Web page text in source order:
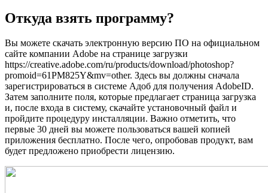
Откуда взять программу?
Вы можете скачать электронную версию ПО на официальном
сайте компании Adobe на странице загрузки
https://creative.adobe.com/ru/products/download/photoshop?
promoid=61PM825Y&mv=other. Здесь вы должны сначала
зарегистрироваться в системе Адоб для получения AdobeID.
Затем заполните поля, которые предлагает страница загрузка
и, после входа в систему, скачайте установочный файл и
пройдите процедуру инсталляции. Важно отметить, что
первые 30 дней вы можете пользоваться вашей копией
приложения бесплатно. После чего, опробовав продукт, вам
будет предложено приобрести лицензию.